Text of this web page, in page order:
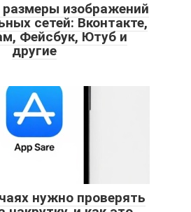
изображений
сетей: Вконтакте,
Фейсбук, Ютуб и
другие
нужно проверять